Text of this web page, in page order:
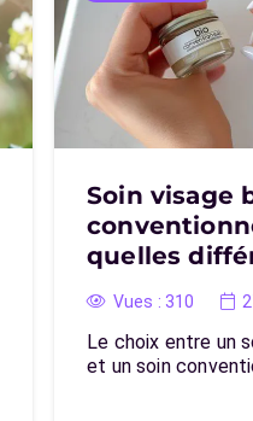
Soin visage
quelles
Vues : 310
Le choix entre un
et un soin